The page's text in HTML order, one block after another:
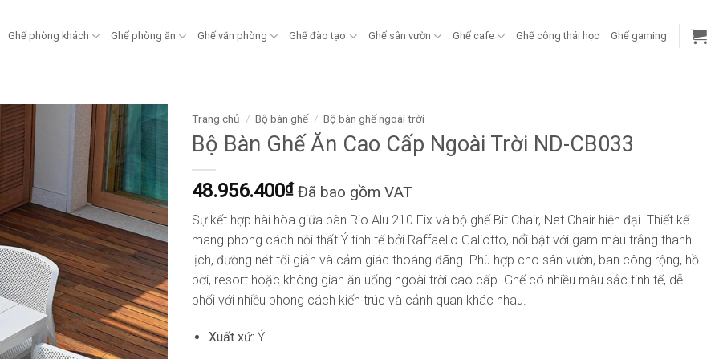
Ghế phòng khách Ghế phòng ăn Ghế văn phòng Ghế đào tạo Ghế sân vườn Ghế cafe Ghế công thái học Ghế gaming
Trang chủ / Bộ bàn ghế / Bộ bàn ghế ngoài trời
Bộ Bàn Ghế Ăn Cao Cấp Ngoài Trời ND-CB033
48.956.400₫ Đã bao gồm VAT
Sự kết hợp hài hòa giữa bàn Rio Alu 210 Fix và bộ ghế Bit Chair, Net Chair hiện đại. Thiết kế
mang phong cách nội thất Ý tinh tế bởi Raffaello Galiotto, nổi bật với gam màu trắng thanh
lịch, đường nét tối giản và cảm giác thoáng đãng. Phù hợp cho sân vườn, ban công rộng, hồ
bơi, resort hoặc không gian ăn uống ngoài trời cao cấp. Ghế có nhiều màu sắc tinh tế, dễ
phối với nhiều phong cách kiến trúc và cảnh quan khác nhau.
Xuất xứ: Ý